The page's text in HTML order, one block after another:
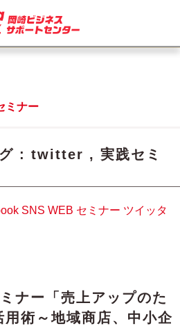
ミナー
: twitter , 実践セミ
SNS WEB セミナー ツイッタ
ナー「売上アップのた
術～地域商店、中小企